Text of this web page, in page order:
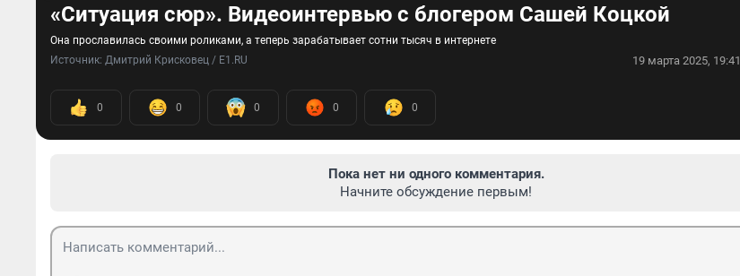
«Ситуация сюр». Видеоинтервью с блогером Сашей Коцкой
Она прославилась своими роликами, а теперь зарабатывает сотни тысяч в интернете
Источник: Дмитрий Крисковец / E1.RU 19 марта 2025, 19:41
0 0 0 0 0
Пока нет ни одного комментария.
Начните обсуждение первым!